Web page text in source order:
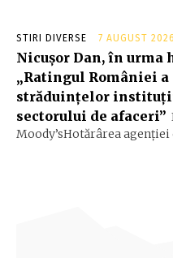
STIRI DIVERSE 7 AUGUST 2026
Nicușor Dan, în urma
„Ratingul României
străduințelor
sectorului de afaceri”
Moody’sHotărârea agenției